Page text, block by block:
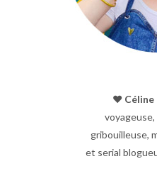
♥︎
gribouilleuse,
et serial